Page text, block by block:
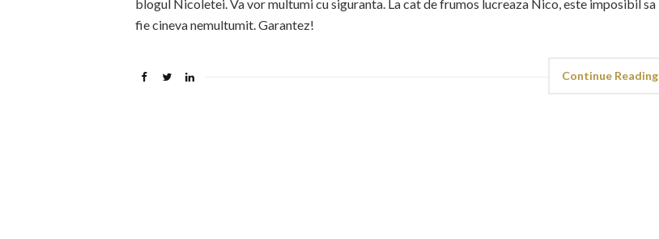
blogul Nicoletei. Va vor multumi cu siguranta. La cat de frumos lucreaza Nico, este imposibil sa
fie cineva nemultumit. Garantez!
Continue Reading